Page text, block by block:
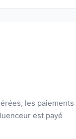
les paiements
est payé